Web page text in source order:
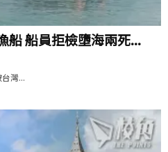
船 船員拒檢墮海兩死...
灣...